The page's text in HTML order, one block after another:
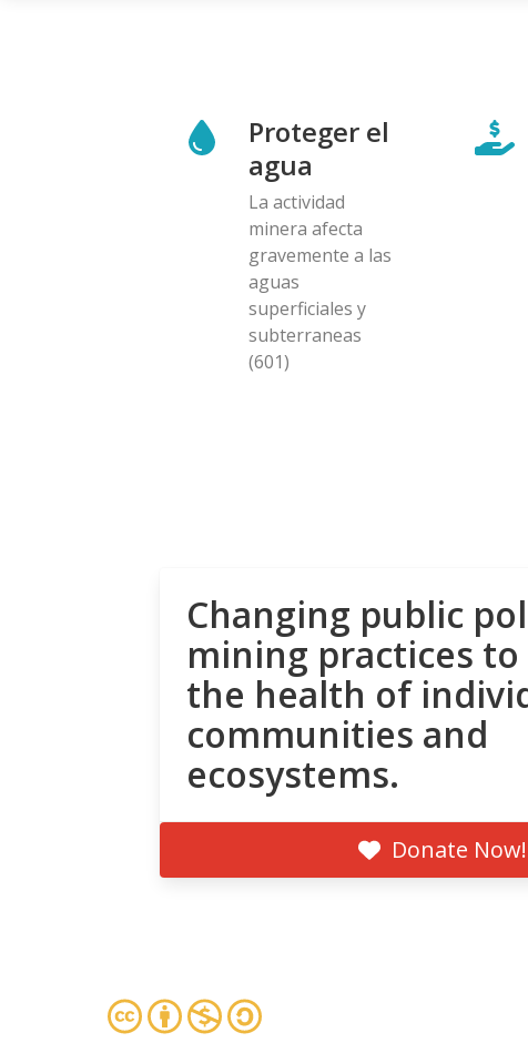
Proteger el
agua
La actividad
minera afecta
gravemente a las
aguas
superficiales y
subterraneas
(601)
Changing public
mining practices to
the health of
communities and
ecosystems.
Donate Now!